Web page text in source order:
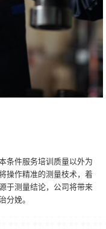
条件服务培训质量以外为
操作精准的测量枝术，着
于测量结论，公司将带来
分娩。